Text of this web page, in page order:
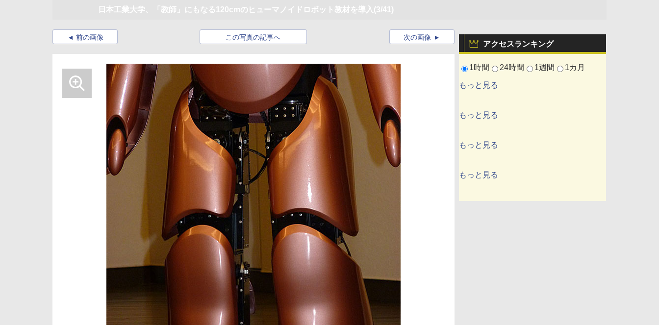
日本工業大学、「教師」にもなる120cmのヒューマノイドロボット教材を導入 (3/41)
アクセスランキング
1時間 24時間 1週間 1カ月
もっと見る
もっと見る
もっと見る
もっと見る
前の画像 この写真の記事へ 次の画像